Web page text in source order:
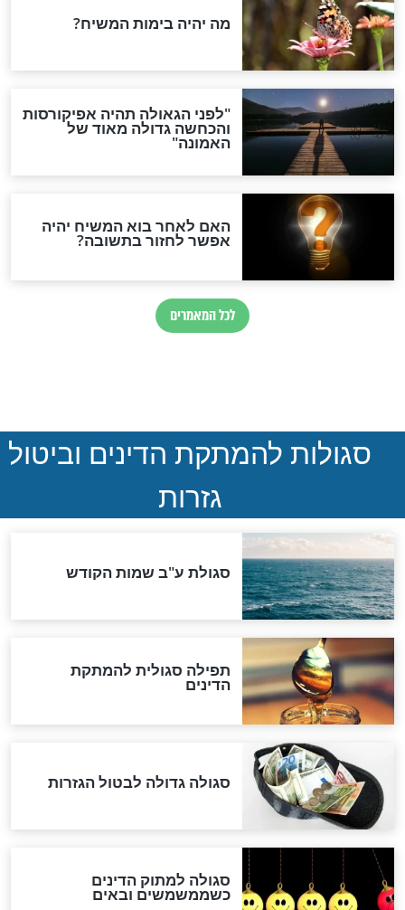
ובימים הנוראים
חדשות יהדות
הותר לפרסום: לוחמי מילואים
נהרגו בדרום לבנון
ההסכם החשאי של טראמפ
ואיראן: בלי שקיפות ועם הרבה
סימני שאלה
במרתפי מוסקבה: כתב היד
הנדיר של הרשב"ם התגלה
"מודה לקב"ה על כל השנים"
לכל המאמרים
אחרית הימים
האם אפשר לחשב את הקץ?